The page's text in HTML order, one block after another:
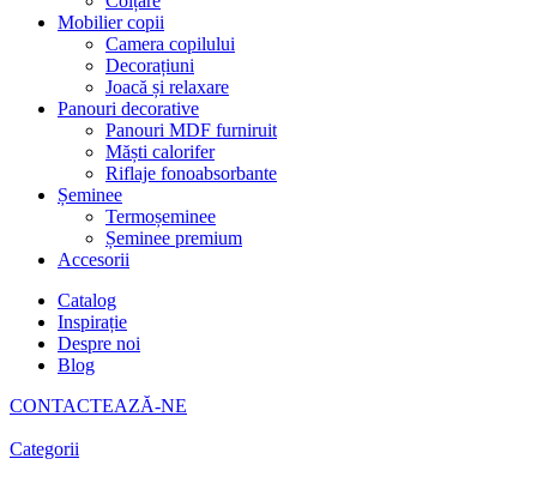
Mobilier copii
Camera copilului
Decorațiuni
Joacă și relaxare
Panouri decorative
Panouri MDF furniruit
Măști calorifer
Riflaje fonoabsorbante
Șeminee
Termoșeminee
Șeminee premium
Accesorii
Catalog
Inspirație
Despre noi
Blog
CONTACTEAZĂ-NE
Categorii